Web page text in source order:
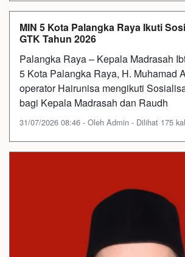
MIN 5 Kota Palangka Raya Ikuti
GTK Tahun 2026
Palangka Raya – Kepala Madrasah
5 Kota Palangka Raya, H. Muhamad
operator Hairunisa mengikuti
bagi Kepala Madrasah dan Raudh
31/07/2026 08:46 - Oleh Admin - Dilihat 175